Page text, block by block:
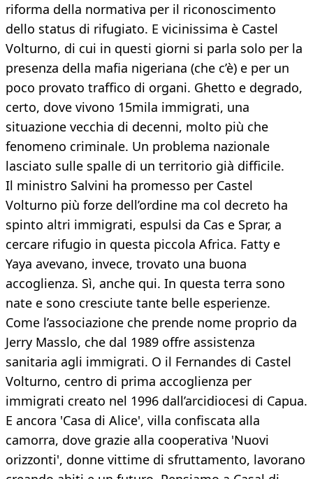
riforma della normativa per il riconoscimento
dello status di rifugiato. E vicinissima è Castel
Volturno, di cui in questi giorni si parla solo per la
presenza della mafia nigeriana (che c’è) e per un
poco provato traffico di organi. Ghetto e degrado,
certo, dove vivono 15mila immigrati, una
situazione vecchia di decenni, molto più che
fenomeno criminale. Un problema nazionale
lasciato sulle spalle di un territorio già difficile.
Il ministro Salvini ha promesso per Castel
Volturno più forze dell’ordine ma col decreto ha
spinto altri immigrati, espulsi da Cas e Sprar, a
cercare rifugio in questa piccola Africa. Fatty e
Yaya avevano, invece, trovato una buona
accoglienza. Sì, anche qui. In questa terra sono
nate e sono cresciute tante belle esperienze.
Come l’associazione che prende nome proprio da
Jerry Masslo, che dal 1989 offre assistenza
sanitaria agli immigrati. O il Fernandes di Castel
Volturno, centro di prima accoglienza per
immigrati creato nel 1996 dall’arcidiocesi di Capua.
E ancora 'Casa di Alice', villa confiscata alla
camorra, dove grazie alla cooperativa 'Nuovi
orizzonti', donne vittime di sfruttamento, lavorano